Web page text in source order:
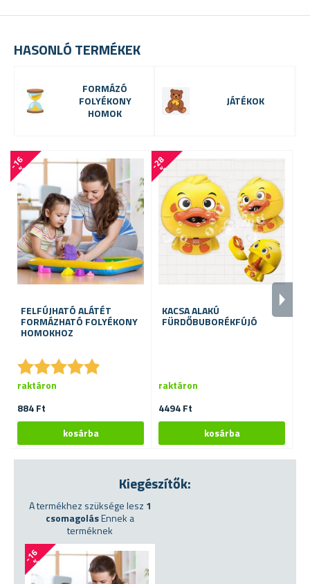
HASONLÓ TERMÉKEK
FORMÁZÓ
FOLYÉKONY
HOMOK
JÁTÉKOK
-
1
6
%
FELFÚJHATÓ ALÁTÉT
FORMÁZHATÓ FOLYÉKONY
HOMOKHOZ
★★★★★
★★★★★
884 Ft
raktáron
-
2
8
%
KACSA ALAKÚ
FÜRDŐBUBORÉKFÚJÓ
4494 Ft
raktáron
Kiegészítők:
A termékhez szüksége lesz 1
csomagolásEnnek a
terméknek
-
1
6
%